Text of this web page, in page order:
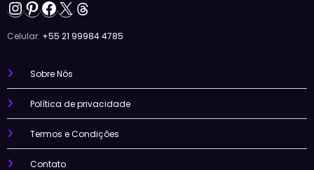
Instagram
Pinterest
Facebook
X Threads
Celular: +55 21 99984 4785
Sobre Nós
Política de privacidade
Termos e Condições
Contato